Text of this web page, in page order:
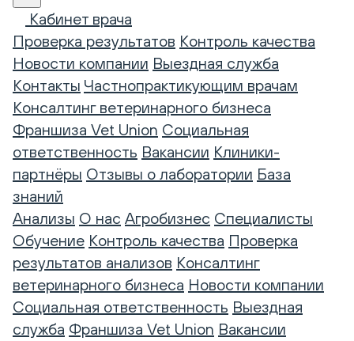
Кабинет врача
Проверка результатов Контроль качества
Новости компании Выездная служба
Контакты Частнопрактикующим врачам
Консалтинг ветеринарного бизнеса
Франшиза Vet Union Социальная
ответственность Вакансии Клиники-
партнёры Отзывы о лаборатории База
знаний
Анализы О нас Агробизнес Специалисты
Обучение Контроль качества Проверка
результатов анализов Консалтинг
ветеринарного бизнеса Новости компании
Социальная ответственность Выездная
служба Франшиза Vet Union Вакансии